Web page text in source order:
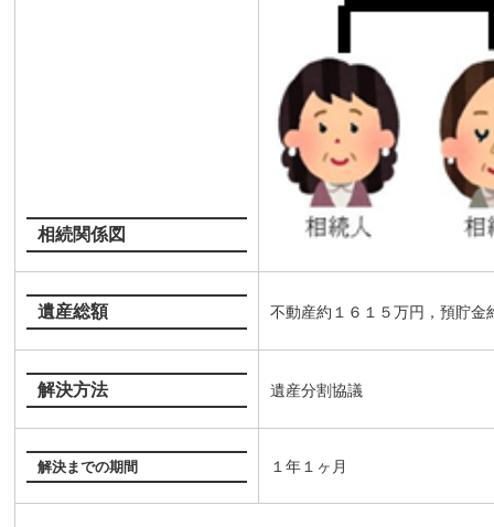
相続関係図
遺産総額 不動産約１６１５万円，預貯金
解決方法 遺産分割協議
解決までの期間 １年１ヶ月